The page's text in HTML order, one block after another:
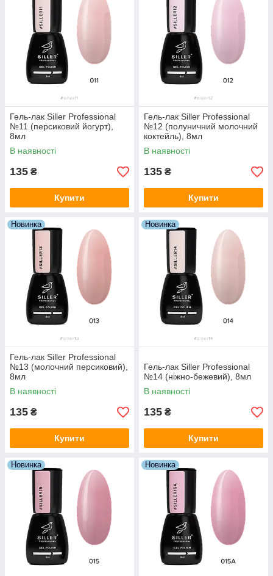
Гель-лак Siller Professional
№11 (персиковий йогурт),
8мл
В наявності
135 ₴
Купити
Гель-лак Siller Professional
№12 (полуничний молочний
коктейль), 8мл
В наявності
135 ₴
Купити
Новинка
Гель-лак Siller Professional
№13 (молочний персиковий),
8мл
В наявності
135 ₴
Купити
Новинка
Гель-лак Siller Professional
№14 (ніжно-бежевий), 8мл
В наявності
135 ₴
Купити
Новинка Новинка